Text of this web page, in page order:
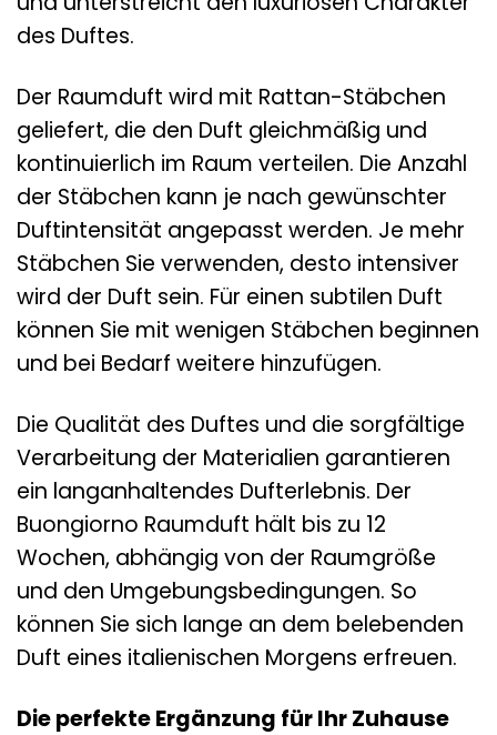
des Duftes.
Der Raumduft wird mit Rattan-Stäbchen
geliefert, die den Duft gleichmäßig und
kontinuierlich im Raum verteilen. Die Anzahl
der Stäbchen kann je nach gewünschter
Duftintensität angepasst werden. Je mehr
Stäbchen Sie verwenden, desto intensiver
wird der Duft sein. Für einen subtilen Duft
können Sie mit wenigen Stäbchen beginnen
und bei Bedarf weitere hinzufügen.
Die Qualität des Duftes und die sorgfältige
Verarbeitung der Materialien garantieren
ein langanhaltendes Dufterlebnis. Der
Buongiorno Raumduft hält bis zu 12
Wochen, abhängig von der Raumgröße
und den Umgebungsbedingungen. So
können Sie sich lange an dem belebenden
Duft eines italienischen Morgens erfreuen.
Die perfekte Ergänzung für Ihr Zuhause